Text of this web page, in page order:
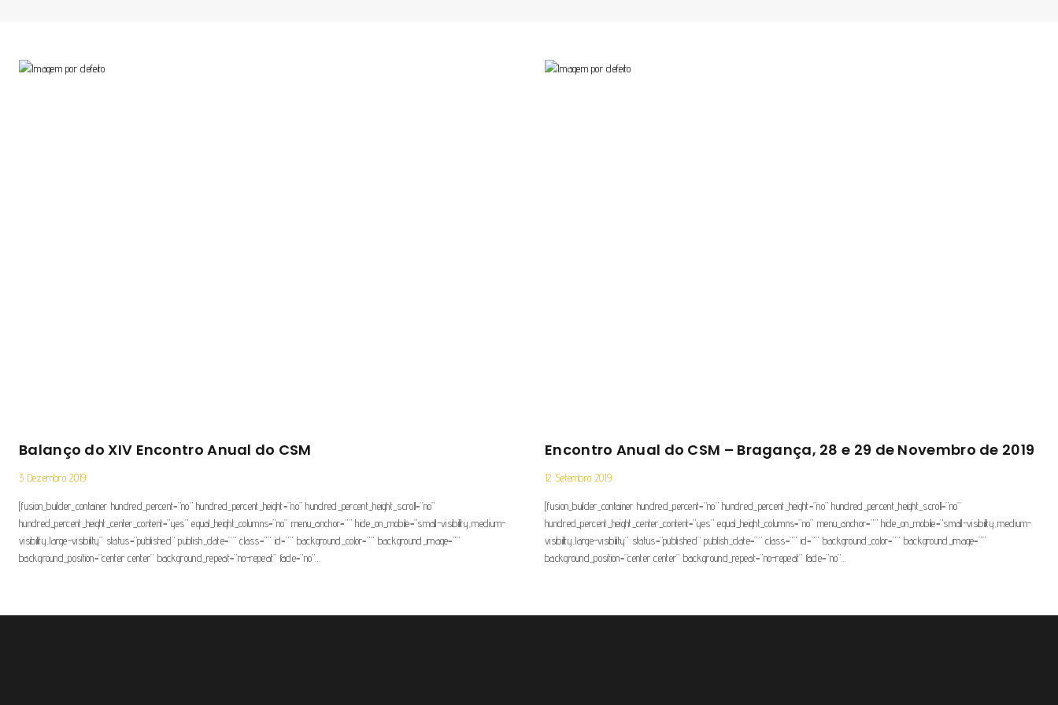
Balanço do XIV Encontro Anual do CSM
3 Dezembro 2019
[fusion_builder_container hundred_percent=”no” hundred_percent_height=”no” hundred_percent_height_scroll=”no”
hundred_percent_height_center_content=”yes” equal_height_columns=”no” menu_anchor=”” hide_on_mobile=”small-visibility,medium-
visibility,large-visibility” status=”published” publish_date=”” class=”” id=”” background_color=”” background_image=””
background_position=”center center” background_repeat=”no-repeat” fade=”no”…
Encontro Anual do CSM – Bragança, 28 e 29 de Novembro de 2019
12 Setembro 2019
[fusion_builder_container hundred_percent=”no” hundred_percent_height=”no” hundred_percent_height_scroll=”no”
hundred_percent_height_center_content=”yes” equal_height_columns=”no” menu_anchor=”” hide_on_mobile=”small-visibility,medium-
visibility,large-visibility” status=”published” publish_date=”” class=”” id=”” background_color=”” background_image=””
background_position=”center center” background_repeat=”no-repeat” fade=”no”…